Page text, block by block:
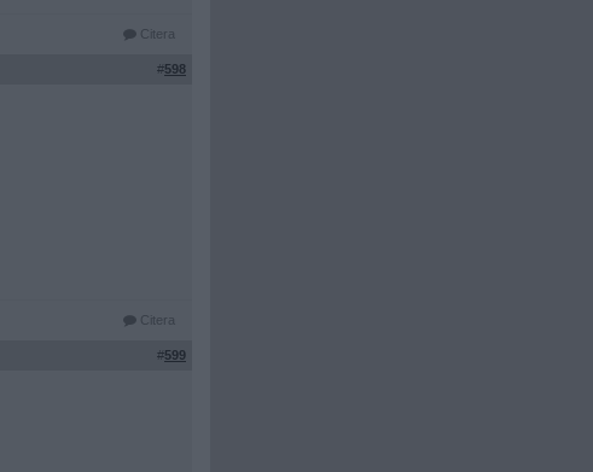
Citera
#598
Citera
#599